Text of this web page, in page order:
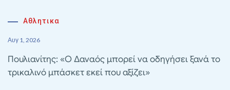
Αθλητικα
Αυγ 1, 2026
Πουλιανίτης: «Ο Δαναός μπορεί να οδηγήσει ξανά το
τρικαλινό μπάσκετ εκεί που αξίζει»